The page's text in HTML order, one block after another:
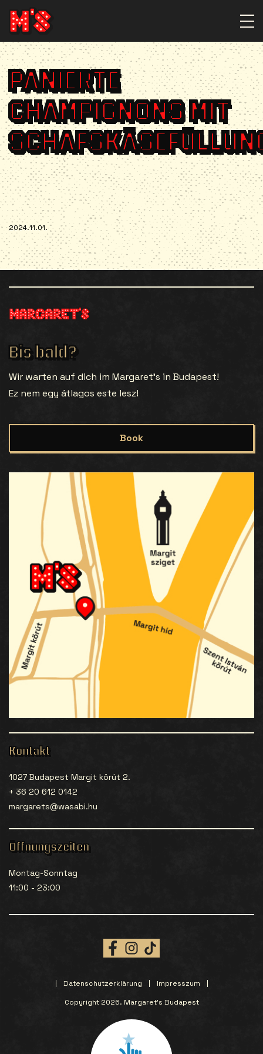
PANIERTE
CHAMPIGNONS MIT
2024.11.01.
Bis bald?
Wir warten auf dich im Margaret’s in Budapest!
Ez nem egy átlagos este lesz!
Book
Kontakt
1027 Budapest Margit körút 2.
+ 36 20 612 0142
margarets@wasabi.hu
Öffnungszeiten
Montag-Sonntag
11:00 - 23:00
Datenschutzerklärung
Impresszum
Copyright 2026. Margaret’s Budapest